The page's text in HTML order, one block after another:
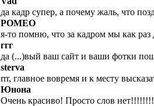
да кадр супер, а почему жаль, что
POMEO
я-то помню, что за кадром мы как раз
ггг
да (...)вый ваш сайт и ваши фотки
sterva
rrr, главное вовремя и к месту
Юнона
Очень красиво! Просто слов